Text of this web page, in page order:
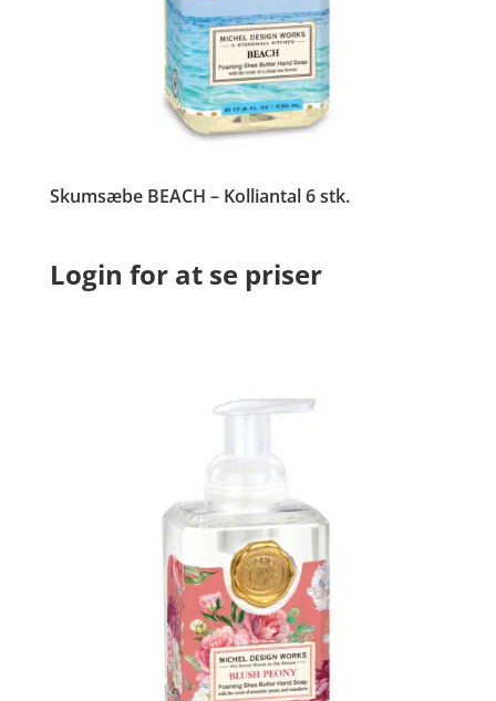
Skumsæbe BEACH – Kolliantal 6 stk.
Login for at se priser